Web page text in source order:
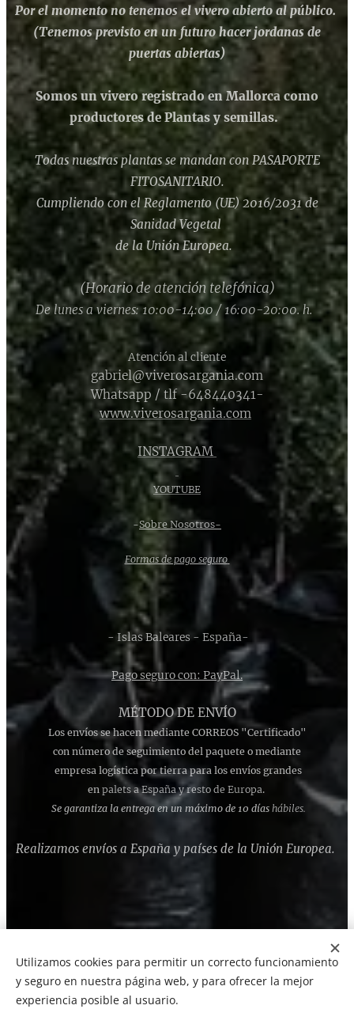
Por el momento no tenemos el vivero abierto al público.
(Tenemos previsto en un futuro hacer jordanas de
puertas abiertas)
Somos un vivero registrado en Mallorca como
productores de Plantas y semillas.
Todas nuestras plantas se mandan con PASAPORTE
FITOSANITARIO.
Cumpliendo con el Reglamento (UE) 2016/2031 de
Sanidad Vegetal
de la Unión Europea.
(Horario de atención telefónica)
De lunes a viernes: 10:00-14:00 / 16:00-20:00. h.
Atención al cliente
gabriel@viverosargania.com
Whatsapp / tlf -648440341-
www.viverosargania.com
INSTAGRAM
YOUTUBE
-Sobre Nosotros-
Formas de pago seguro
- Islas Baleares - España-
Pago seguro con: PayPal.
MÉTODO DE ENVÍO
Los envíos se hacen mediante CORREOS "Certificado"
con número de seguimiento del paquete o mediante
empresa logística por tierra para los envíos grandes
en palets a España y resto de Europa.
Se garantiza la entrega en un máximo de 10 días hábiles.
Realizamos envíos a España y países de la Unión Europea.
Cookies
Idiomas
Utilizamos cookies para permitir un correcto funcionamiento
y seguro en nuestra página web, y para ofrecer la mejor
experiencia posible al usuario.